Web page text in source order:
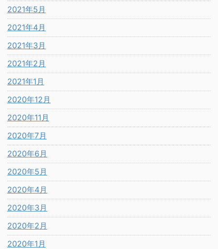
2021年5月
2021年4月
2021年3月
2021年2月
2021年1月
2020年12月
2020年11月
2020年7月
2020年6月
2020年5月
2020年4月
2020年3月
2020年2月
2020年1月